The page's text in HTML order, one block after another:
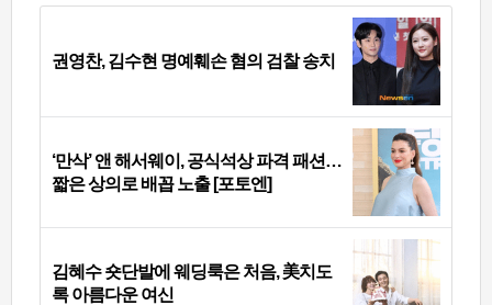
권영찬, 김수현 명예훼손 혐의 검찰 송치
‘만삭’ 앤 해서웨이, 공식석상 파격 패션…
짧은 상의로 배꼽 노출 [포토엔]
김혜수 숏단발에 웨딩룩은 처음, 美치도
록 아름다운 여신